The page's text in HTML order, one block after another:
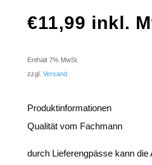
€11,99 inkl.
Enthält 7% MwSt.
zzgl. Versand
Produktinformationen
Qualität vom Fachmann
durch Lieferengpässe kann die